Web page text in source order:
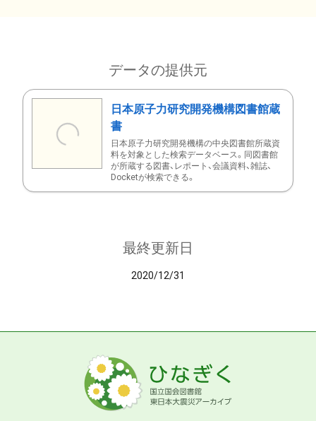
データの提供元
日本原子力研究開発機構図書館蔵
書
日本原子力研究開発機構の中央図書館所蔵資
料を対象とした検索データベース。同図書館
が所蔵する図書、レポート、会議資料、雑誌、
Docketが検索できる。
最終更新日
2020/12/31